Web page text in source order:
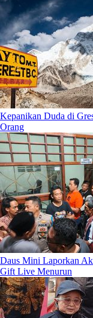
Kepanikan Duda di
Orang
Daus Mini Laporkan
Gift Live Menurun